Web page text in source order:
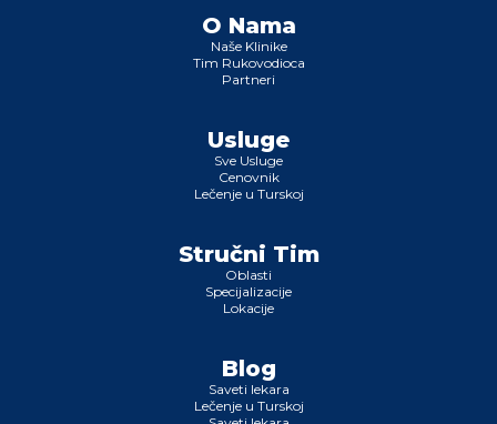
O Nama
Naše Klinike
Tim Rukovodioca
Partneri
Usluge
Sve Usluge
Cenovnik
Lečenje u Turskoj
Stručni Tim
Oblasti
Specijalizacije
Lokacije
Blog
Saveti lekara
Lečenje u Turskoj